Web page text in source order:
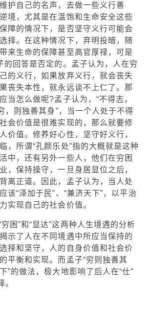
护自己的名声，去做一些义行善
境，尤其是在温饱和生命安全这些
障的情况下，是否坚守义行可能会
择。在这种情况下，弃明投暗，随
来生命的保障甚至高官厚禄，可是
的回答是否定的。孟子认为，人在穷
的义行，如果放弃义行，就会丧失
丧失本性，就永远谈不上仁了。那
当怎么做呢?孟子认为，“不得志，
，则独善其身”，当一个人处于不得
会价值是很难实现的，那么就要修
价值。修养好心性，坚守好义行，
，所谓“孔颜乐处”指的大概就是这种
中，还有另外一些人，他们在穷困
，保持操守，一旦身居显位之后，
离正道。因此，孟子认为，当人处
该“泽加于民”、“兼济天下”，以平治
实现自己的社会价值。
困”和“显达”这两种人生境遇的分析
示了人在不同境遇中所应当保持的
择和坚守，人的自身价值和社会价
平衡和实现。而孟子“穷则独善其
”的做法，极大地影响了后人在“仕”
。